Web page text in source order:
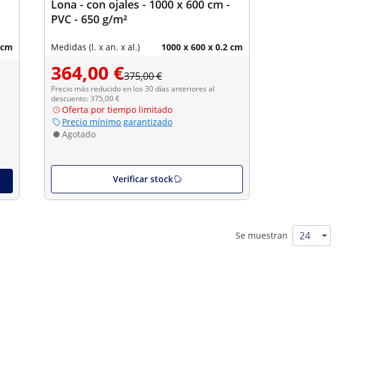
Lona - con ojales - 1000 x 600 cm -
PVC - 650 g/m²
Medidas (l. x an. x al.) 1000 x 600 x 0.2 cm
364,00 €375,00 €
Precio más reducido en los 30 días anteriores al
descuento: 375,00 €
Oferta por tiempo limitado
Precio mínimo garantizado
Agotado
Verificar stock
Se muestran